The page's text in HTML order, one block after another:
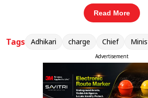
पश्चिम बंगाल के मुख्य निर्वाचन
था। इससे पहले वे राज्य सरकार के कई
जिम्मेदारी निभा चुके हैं। उनकी पहचान
सख्त प्रशासक के तौर पर होती रही है।
ऐसे समय मुख्य सचिव बनाया है, जब
और राजनीतिक गतिविधियां तेजी से
Read More
Tags Adhikari charge Chief
Advertisement